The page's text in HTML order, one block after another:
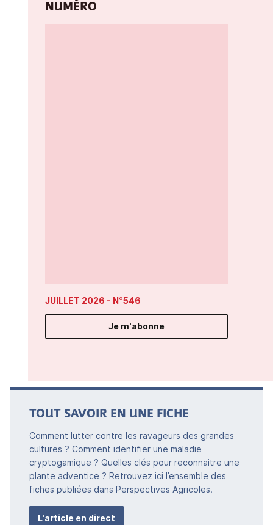
NUMÉRO
JUILLET 2026 - N°546
Je m'abonne
TOUT SAVOIR EN UNE FICHE
Comment lutter contre les ravageurs des grandes
cultures ? Comment identifier une maladie
cryptogamique ? Quelles clés pour reconnaitre une
plante adventice ? Retrouvez ici l’ensemble des
fiches publiées dans Perspectives Agricoles.
L'article en direct